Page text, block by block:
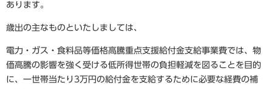
あります。
歳出の主なものといたしましては、
電力・ガス・食料品等価格高騰重点支援給付金支給事業費では、物
価高騰の影響を強く受ける低所得世帯の負担軽減を図ることを目的
に、一世帯当たり3万円の給付金を支給するために必要な経費の補